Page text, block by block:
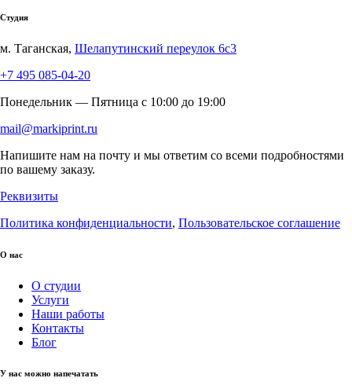
Студия
м. Таганская, Шелапутинский переулок 6с3
+7 495 085-04-20
Понедельник — Пятница c 10:00 до 19:00
mail@markiprint.ru
Напишите нам на почту и мы ответим со всеми подробностями
по вашему заказу.
Реквизиты
Политика конфиденциальности, Пользовательское соглашение
О нас
О студии
Услуги
Наши работы
Контакты
Блог
У нас можно напечатать